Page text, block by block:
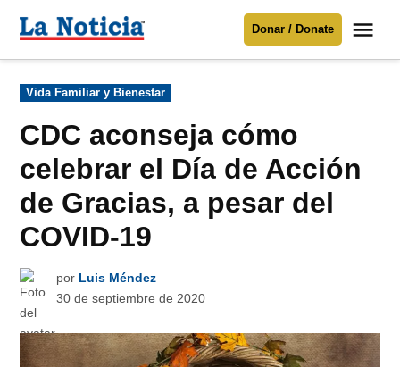
Para mantenerte informado necesitamos
Donar
contenido
Noticia
Donar / Donate
Publicado
en
Vida Familiar y Bienestar
CDC aconseja cómo
celebrar el Día de Acción
de Gracias, a pesar del
COVID-19
por Luis Méndez
30 de septiembre de 2020